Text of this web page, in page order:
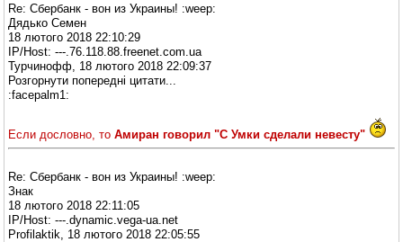
Re: Сбербанк - вон из Украины! :weep:
Дядько Семен
18 лютого 2018 22:10:29
IP/Host: ---.76.118.88.freenet.com.ua
Турчинофф, 18 лютого 2018 22:09:37
Розгорнути попередні цитати...
:facepalm1:
Если дословно, то Амиран говорил "С Умки сделали невесту"
Re: Сбербанк - вон из Украины! :weep:
Знак
18 лютого 2018 22:11:05
IP/Host: ---.dynamic.vega-ua.net
Profilaktik, 18 лютого 2018 22:05:55